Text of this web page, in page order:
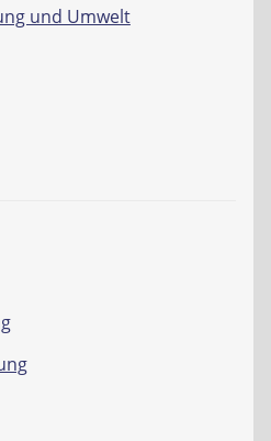
und Umwelt